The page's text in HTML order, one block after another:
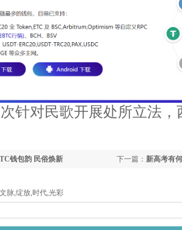
针对民歌开展处所立法，
下一篇： 新高考有
钱包韵 民俗焕新
脉,绽放,时代,光彩